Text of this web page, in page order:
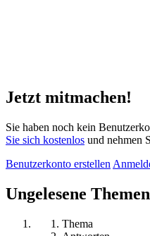
Jetzt mitmachen!
Sie haben noch kein
Sie sich kostenlos und nehmen
Benutzerkonto erstellen
Ungelesene Themen
Thema